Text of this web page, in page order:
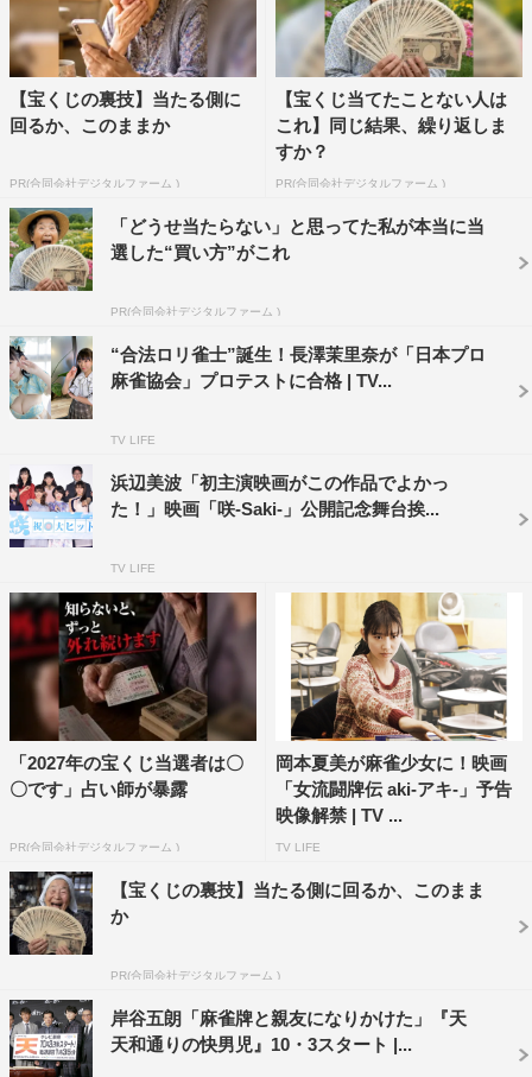
た打ち筋を駆使する宝燈美を演じる。高崎は、驚異的な確
率で役満を上がる天賦の才能「爆役満」を持つ大介、モロ
師岡は、爆岡の才能を見抜いて、プロにしようとした万利
休役を演じる。
＜長澤茉里奈（九蓮宝燈美 役）コメント＞
長年愛され続けているこの作品に自分が出れるなん
て、、、しかも私が宝燈美ちゃん、、、、！？！プレッシ
ャーのかたまりでした。でも富澤監督はじめ、スタッフの
つプレッシャーが楽しさに変わっていって撮影していくた
びにこの作品がもっと大好きになりました。
をするのが大好きなので、宝燈美ちゃんとの共通点かなあ
～。（打ち方は爆守備です）笑
麻雀好きな方はもちろん、人生ってなんだろうって悩んで
る方、上手くいかない世の中だなこんにゃろって、この世
界に不満を持ってる方も、この映画を見たらきっとスッキ
リするし人生頑張ろって思える作品だと思います。
＜高崎翔太（当大介 役）コメント＞
麻雀漫画の金字塔と呼ばれる作品。出演出来ることを嬉し
く思います。その作品の中の当大介。イケイケの麻雀を打
ちます。真っ直ぐでちょいおばか、だけど憎めない。そん
なキャラクターです。しかし、誰よりも揺るぎなくNo.1を
めざすキャラクター。画面の中を少し賑やかにできればな
と。初の麻雀映画ですが、楽しみつつ盤面に向き合いたい
と思います。
＜モロ師岡（万利休 役）コメント＞
昔は、麻雀と言うと、煙草の煙が朦々とする中、朝までや
る不健康なイメージでしたが、今は、女性プロ雀士もい
て、雀荘も禁煙で学生がジュースを飲みながらやってたり
【宝くじの裏技】当たる側に
回るか、このままか
PR(合同会社デジタルファーム )
【宝くじ当てたことない人は
これ】同じ結果、繰り返しま
すか？
PR(合同会社デジタルファーム )
「どうせ当たらない」と思ってた私が本当に当
選した“買い方”がこれ
PR(合同会社デジタルファーム )
“合法ロリ雀士”誕生！長澤茉里奈が「日本プロ
麻雀協会」プロテストに合格 | TV...
TV LIFE
浜辺美波「初主演映画がこの作品でよかっ
た！」映画「咲-Saki-」公開記念舞台挨...
TV LIFE
「2027年の宝くじ当選者は〇
〇です」占い師が暴露
PR(合同会社デジタルファーム )
岡本夏美が麻雀少女に！映画
「女流闘牌伝 aki-アキ-」予告
映像解禁 | TV ...
TV LIFE
【宝くじの裏技】当たる側に回るか、このまま
か
PR(合同会社デジタルファーム )
岸谷五朗「麻雀牌と親友になりかけた」『天
天和通りの快男児』10・3スタート |...